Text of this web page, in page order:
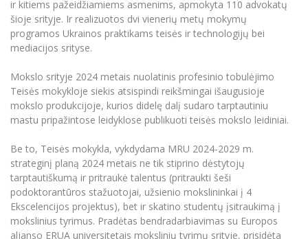
ir kitiems pažeidžiamiems asmenims, apmokyta 110 advokatų
šioje srityje. Ir realizuotos dvi vienerių metų mokymų
programos Ukrainos praktikams teisės ir technologijų bei
mediacijos srityse.
Mokslo srityje 2024 metais nuolatinis profesinio tobulėjimo
Teisės mokykloje siekis atsispindi reikšmingai išaugusioje
mokslo produkcijoje, kurios didelę dalį sudaro tarptautiniu
mastu pripažintose leidyklose publikuoti teisės mokslo leidiniai.
Be to, Teisės mokykla, vykdydama MRU 2024-2029 m.
strateginį planą 2024 metais ne tik stiprino dėstytojų
tarptautiškumą ir pritraukė talentus (pritraukti šeši
podoktorantūros stažuotojai, užsienio mokslininkai į 4
Ekscelencijos projektus), bet ir skatino studentų įsitraukimą į
mokslinius tyrimus. Pradėtas bendradarbiavimas su Europos
aljanso ERUA universitetais mokslinių tyrimų srityje, prisidėta